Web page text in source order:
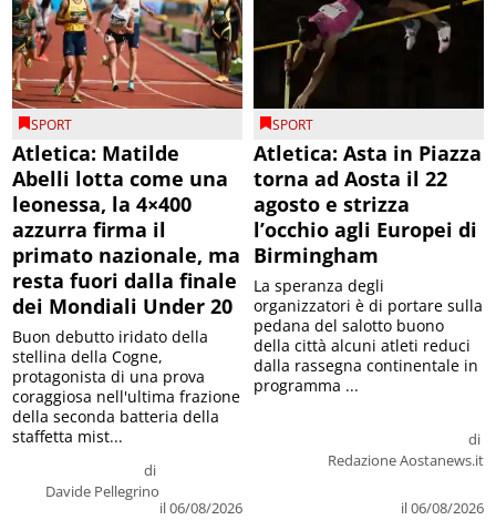
SPORT
Atletica: Matilde
Abelli lotta come una
leonessa, la 4×400
azzurra firma il
primato nazionale, ma
resta fuori dalla finale
dei Mondiali Under 20
di
Davide Pellegrino
il 06/08/2026
Buon debutto iridato della
stellina della Cogne,
protagonista di una prova
coraggiosa nell'ultima frazione
della seconda batteria della
staffetta mist...
SPORT
Atletica: Asta in Piazza
torna ad Aosta il 22
agosto e strizza
l’occhio agli Europei di
Birmingham
di
Redazione Aostanews.it
il 06/08/2026
La speranza degli
organizzatori è di portare sulla
pedana del salotto buono
della città alcuni atleti reduci
dalla rassegna continentale in
programma ...